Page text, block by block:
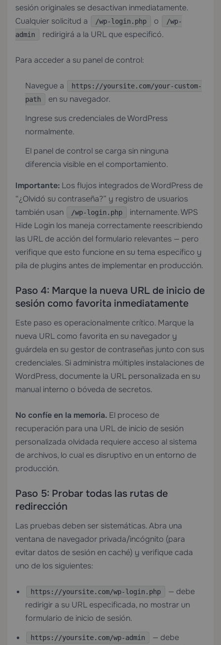
sesión originales se desactivan inmediatamente.
Cualquier solicitud a
/wp-login.php o
/wp-
admin
redirigirá a la URL que especificó.
Para acceder a su panel de control:
Navegue a
https://yoursite.com/your-custom-
path
en su navegador.
Ingrese sus credenciales de WordPress
normalmente.
El panel de control se carga sin ninguna
diferencia visible en el comportamiento.
Importante: Los flujos integrados de WordPress de
“¿Olvidó su contraseña?” y registro de usuarios
también usan
/wp-login.php
internamente. WPS
Hide Login los maneja correctamente reescribiendo
las URL de acción del formulario relevantes — pero
verifique que esto funcione en su tema específico y
pila de plugins antes de implementar en producción.
Paso 4: Marque la nueva URL de inicio de
sesión como favorita inmediatamente
Este paso es operacionalmente crítico. Marque la
nueva URL como favorita en su navegador y
guárdela en su gestor de contraseñas junto con sus
credenciales. Si administra múltiples instalaciones de
WordPress, documente la URL personalizada en su
manual interno o bóveda de secretos.
No confíe en la memoria. El proceso de
recuperación para una URL de inicio de sesión
personalizada olvidada requiere acceso al sistema
de archivos, lo cual es disruptivo en un entorno de
producción.
Paso 5: Probar todas las rutas de
redirección
Las pruebas deben ser sistemáticas. Abra una
ventana de navegador privada/incógnito (para
evitar datos de sesión en caché) y verifique cada
uno de los siguientes:
https://yoursite.com/wp-login.php
— debe
redirigir a su URL especificada, no mostrar un
formulario de inicio de sesión.
https://yoursite.com/wp-admin
— debe